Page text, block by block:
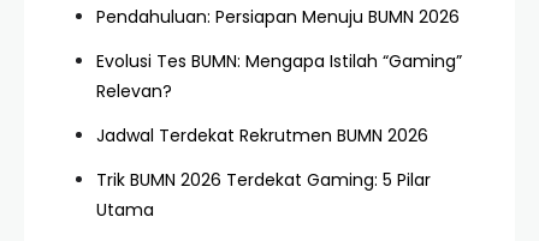
Pendahuluan: Persiapan Menuju BUMN 2026
Evolusi Tes BUMN: Mengapa Istilah “Gaming”
Relevan?
Jadwal Terdekat Rekrutmen BUMN 2026
Trik BUMN 2026 Terdekat Gaming: 5 Pilar
Utama